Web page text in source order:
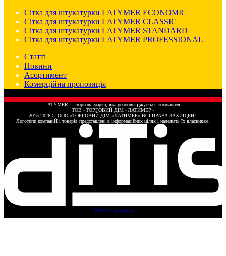
Сітка для штукатурки LATYMER ECONOMIC
Сітка для штукатурки LATYMER CLASSIC
Сітка для штукатурки LATYMER STANDARD
Сітка для штукатурки LATYMER PROFESSIONAL
Статті
Новини
Асортимент
Комерційна пропозиція
LATYMER — торгова марка, яка розповсюджується компаниею
ТОВ «ТОРГОВИЙ ДІМ «ЛАТИМЕР»
2015-2026 © ООО «ТОРГОВИЙ ДІМ «ЛАТИМЕР» ВСІ ПРАВА ЗАХИЩЕНІ.
Логотипи компаніЙ і товарів представлені в інформаційних цілях і належать їх власникам.
IT&WEB розробки